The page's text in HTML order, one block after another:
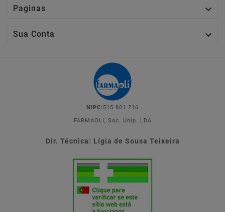
Paginas 
Sua Conta 
NIPC: 515 801 216
FARMAOLI, Soc. Unip. LDA
Dir. Técnica: Lígia de Sousa Teixeira